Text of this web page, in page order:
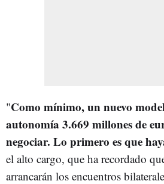
"Como mínimo, un nuevo
autonomía 3.669 millones de
negociar. Lo primero es que
el alto cargo, que ha recordado
arrancarán los encuentros